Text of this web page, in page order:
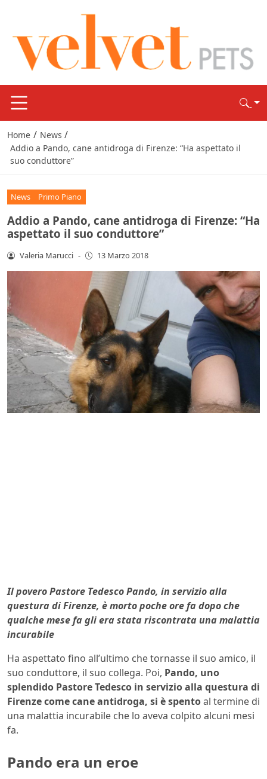
Home / News /
Addio a Pando, cane antidroga di Firenze: “Ha aspettato il
suo conduttore”
News Primo Piano
Addio a Pando, cane antidroga di Firenze: “Ha
aspettato il suo conduttore”
Valeria Marucci - 13 Marzo 2018
Il povero Pastore Tedesco Pando, in servizio alla
questura di Firenze, è morto poche ore fa dopo che
qualche mese fa gli era stata riscontrata una malattia
incurabile
Ha aspettato fino all’ultimo che tornasse il suo amico, il
suo conduttore, il suo collega. Poi, Pando, uno
splendido Pastore Tedesco in servizio alla questura di
Firenze come cane antidroga, si è spentoal termine di
una malattia incurabile che lo aveva colpito alcuni mesi
fa.
Pando era un eroe